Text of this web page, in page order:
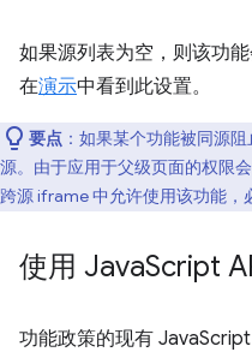
如果源列表为空，则该功
在演示中看到此设置。
要点 ：如果某个功能被同源
源。由于应用于父级页面的权限
跨源 iframe 中允许使用该功能，
使用 JavaScript
功能政策的现有